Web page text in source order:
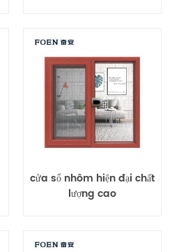
cửa sổ nhôm hiện đại chất
lượng cao